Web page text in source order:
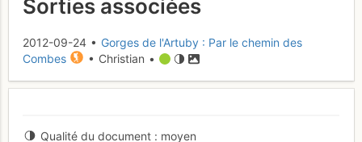
Sorties associées
2012-09-24 • Gorges de l'Artuby : Par le chemin des
Combes
• Christian •
Qualité du document moyen